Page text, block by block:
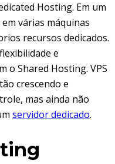
Hosting. Em um
várias máquinas
recursos dedicados.
e
o Shared Hosting. VPS
crescendo e
mas ainda não
servidor dedicado.